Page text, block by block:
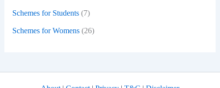
Schemes for Students(7)
Schemes for Womens(26)